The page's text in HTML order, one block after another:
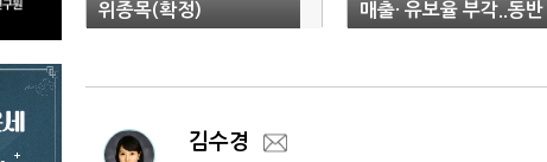
위종목(확정)
매출· 유보율 부각..동반
강세
김수경